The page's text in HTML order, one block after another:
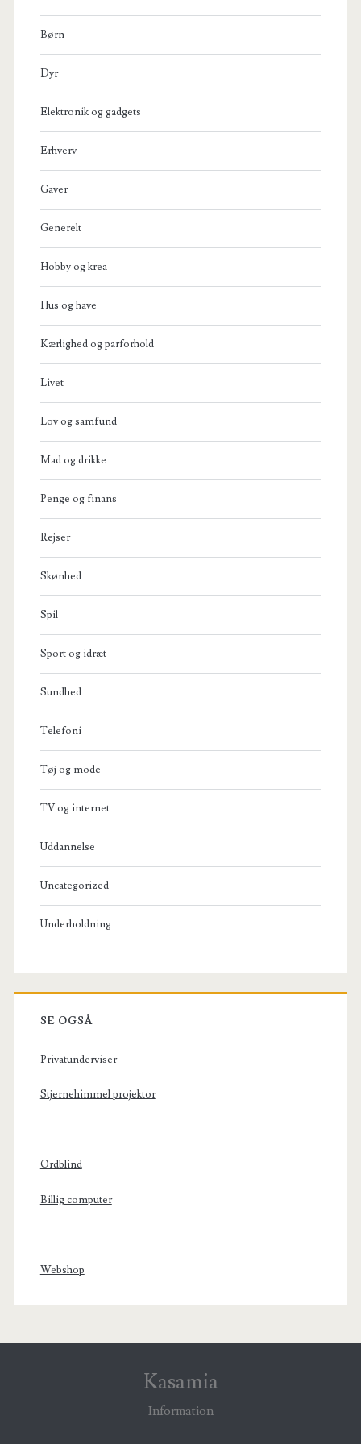
Børn
Dyr
Elektronik og gadgets
Erhverv
Gaver
Generelt
Hobby og krea
Hus og have
Kærlighed og parforhold
Livet
Lov og samfund
Mad og drikke
Penge og finans
Rejser
Skønhed
Spil
Sport og idræt
Sundhed
Telefoni
Tøj og mode
TV og internet
Uddannelse
Uncategorized
Underholdning
SE OGSÅ
Privatunderviser
Stjernehimmel projektor
Ordblind
Billig computer
Webshop
Kasamia
Information